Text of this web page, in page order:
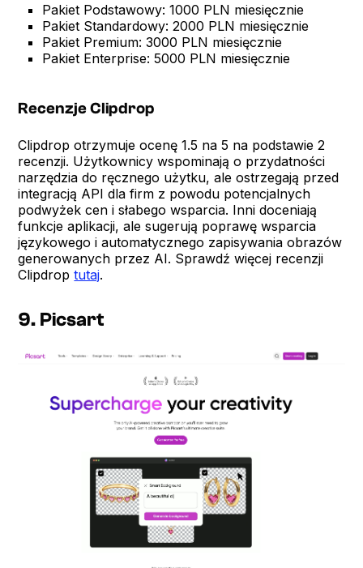
Pakiet Podstawowy: 1000 PLN miesięcznie
Pakiet Standardowy: 2000 PLN miesięcznie
Pakiet Premium: 3000 PLN miesięcznie
Pakiet Enterprise: 5000 PLN miesięcznie
Recenzje Clipdrop
Clipdrop otrzymuje ocenę 1.5 na 5 na podstawie 2
recenzji. Użytkownicy wspominają o przydatności
narzędzia do ręcznego użytku, ale ostrzegają przed
integracją API dla firm z powodu potencjalnych
podwyżek cen i słabego wsparcia. Inni doceniają
funkcje aplikacji, ale sugerują poprawę wsparcia
językowego i automatycznego zapisywania obrazów
generowanych przez AI. Sprawdź więcej recenzji
Clipdroptutaj.
9. Picsart